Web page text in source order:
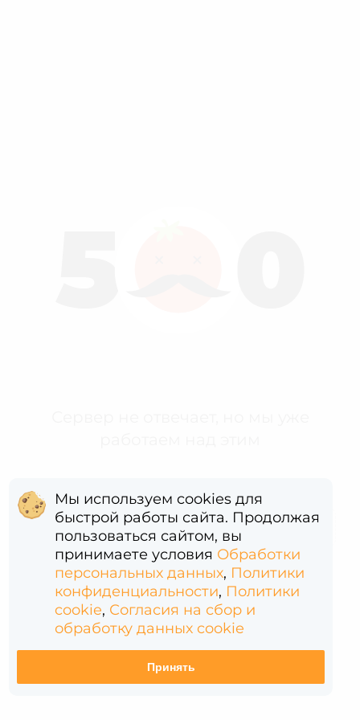
Error: (intermediate value)(intermediate value)(intermediate value).replaceAll is not a function
Мы используем cookies для
быстрой работы сайта. Продолжая
пользоваться сайтом, вы
принимаете условия Обработки
персональных данных, Политики
конфиденциальности, Политики
cookie, Согласия на сбор и
обработку данных cookie
Принять